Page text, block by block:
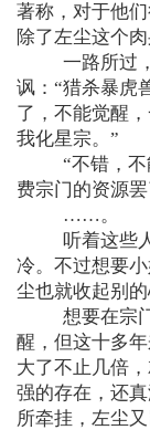
著称，对于他
除了左尘这个
一路所过，
讽：“猎杀暴虎
了，不能觉醒
我化星宗。”
“不错，不能
费宗门的资源
……。
听着这些人
冷。不过想要
尘也就收起别的
想要在宗门
醒，但这十多
大了不止几倍
强的存在，还
所牵挂，左尘